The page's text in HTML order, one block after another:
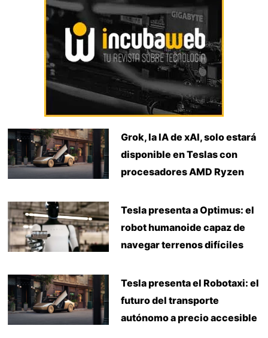
Grok, la IA de xAI, solo estará
disponible en Teslas con
procesadores AMD Ryzen
Tesla presenta a Optimus: el
robot humanoide capaz de
navegar terrenos difíciles
Tesla presenta el Robotaxi: el
futuro del transporte
autónomo a precio accesible